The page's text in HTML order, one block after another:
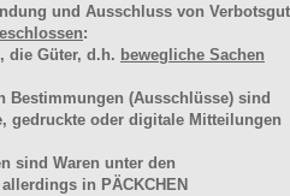
und Ausschluss von Verbotsgut
:
die Güter, d.h. bewegliche Sachen
Bestimmungen (Ausschlüsse) sind
gedruckte oder digitale Mitteilungen
sind Waren unter den
in PÄCKCHEN